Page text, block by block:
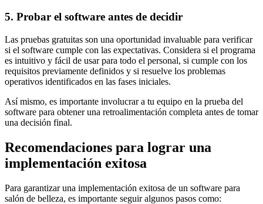
5. Probar el software antes de decidir
Las pruebas gratuitas son una oportunidad invaluable para verificar
si el software cumple con las expectativas. Considera si el programa
es intuitivo y fácil de usar para todo el personal, si cumple con los
requisitos previamente definidos y si resuelve los problemas
operativos identificados en las fases iniciales.
Así mismo, es importante involucrar a tu equipo en la prueba del
software para obtener una retroalimentación completa antes de tomar
una decisión final.
Recomendaciones para lograr una
implementación exitosa
Para garantizar una implementación exitosa de un software para
salón de belleza, es importante seguir algunos pasos como: